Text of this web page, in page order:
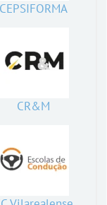
CEPSIFORMA
CR&M